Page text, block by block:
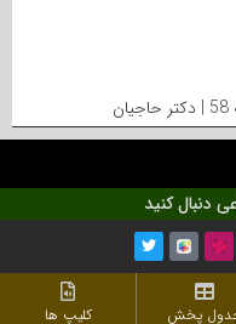
دنبال کنید
پخش کلیپ ها